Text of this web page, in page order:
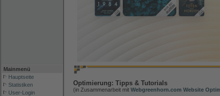
Mainmenü
Hauptseite
Statistiken
User-Login
Optimierung: Tipps & Tutorials
(in Zusammenarbeit mit Webgreenhorn.com Website